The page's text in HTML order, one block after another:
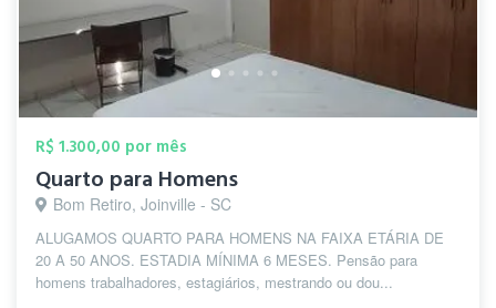
R$ 1.300,00 por mês
Quarto para Homens
Bom Retiro, Joinville - SC
ALUGAMOS QUARTO PARA HOMENS NA FAIXA ETÁRIA DE
20 A 50 ANOS. ESTADIA MÍNIMA 6 MESES. Pensão para
homens trabalhadores, estagiários, mestrando ou dou...